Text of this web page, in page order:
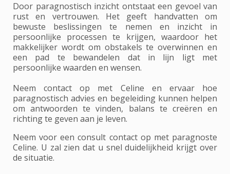
Door paragnostisch inzicht ontstaat een gevoel van
rust en vertrouwen. Het geeft handvatten om
bewuste beslissingen te nemen en inzicht in
persoonlijke processen te krijgen, waardoor het
makkelijker wordt om obstakels te overwinnen en
een pad te bewandelen dat in lijn ligt met
persoonlijke waarden en wensen.
Neem contact op met Celine en ervaar hoe
paragnostisch advies en begeleiding kunnen helpen
om antwoorden te vinden, balans te creëren en
richting te geven aan je leven.
Neem voor een consult contact op met paragnoste
Celine. U zal zien dat u snel duidelijkheid krijgt over
de situatie.